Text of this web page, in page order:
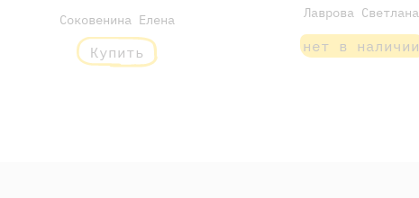
Соковенина Елена
Купить
Лаврова Светлана
нет в наличии